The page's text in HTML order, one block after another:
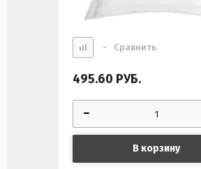
- Сравнить
495.60 РУБ.
В корзину